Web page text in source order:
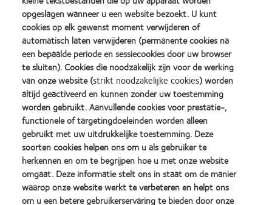
Ontdek hier het marketing materiaal van CooperVision
Social media posts
Learn
more
about
Silmo
d’Or
Learn
more
about
Contact
Lens
Product
Learn
more
about
2012
&
2010
Learn
more
about
2011
Best
Factory
Learn
more
about
ODMA
2011
(2011)
Learn
more
about
2012
REBRAND
100®
Learn
more
about
BCLA
opgeslagen wanneer u een website bezoekt. U kunt
cookies op elk gewenst moment verwijderen of
automatisch laten verwijderen (permanente cookies na
een bepaalde periode en sessiecookies door uw browser
te sluiten). Cookies die noodzakelijk zijn voor de werking
van onze website (strikt noodzakelijke cookies) worden
altijd geactiveerd en kunnen zonder uw toestemming
worden gebruikt. Aanvullende cookies voor prestatie-,
functionele of targetingdoeleinden worden alleen
gebruikt met uw uitdrukkelijke toestemming. Deze
soorten cookies helpen ons om u als gebruiker te
herkennen en om te begrijpen hoe u met onze website
omgaat. Deze informatie stelt ons in staat om de manier
waarop onze website werkt te verbeteren en helpt ons
om u een betere gebruikerservaring te bieden door onze